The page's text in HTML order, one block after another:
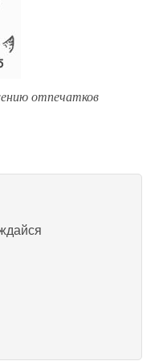
отпечатков